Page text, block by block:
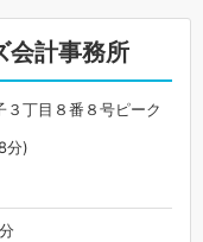
会計事務所
丁目８番８号ピーク
分)